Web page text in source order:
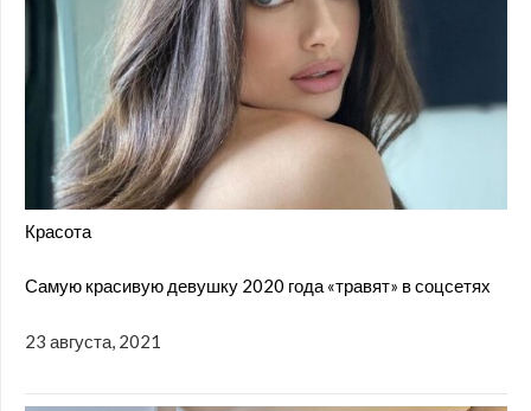
Красота
Самую красивую девушку 2020 года «травят» в соцсетях
23 августа, 2021